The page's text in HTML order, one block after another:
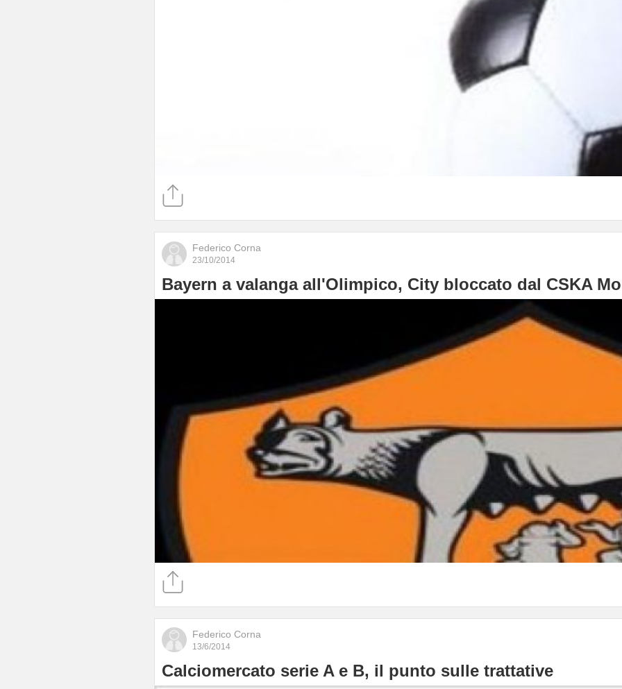
Federico Corna
23/10/2014
Bayern a valanga all'Olimpico, City bloccato dal CSKA
Federico Corna
13/6/2014
Calciomercato serie A e B, il punto sulle trattative